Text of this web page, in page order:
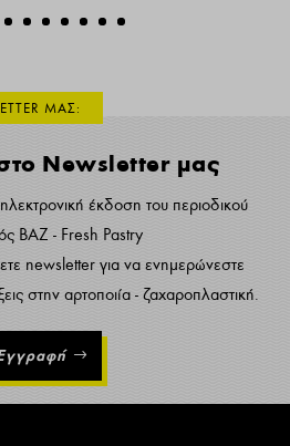
ΜΑΣ:
Newsletter μας
έκδοση του περιοδικού
ΒΑΖ - Fresh Pastry
newsletter για να ενημερώνεστε
στην αρτοποιία - ζαχαροπλαστική.